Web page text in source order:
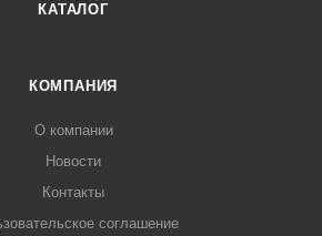
КАТАЛОГ
КОМПАНИЯ
О компании
Новости
Контакты
соглашение